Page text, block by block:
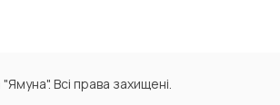
Всі права захищені.